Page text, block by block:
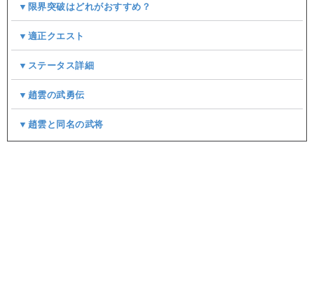
▼限界突破はどれがおすすめ？
▼適正クエスト
▼ステータス詳細
▼趙雲の武勇伝
▼趙雲と同名の武将